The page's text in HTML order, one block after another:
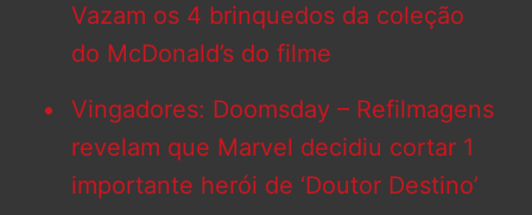
Vazam os 4 brinquedos da coleção
do McDonald’s do filme
Vingadores: Doomsday – Refilmagens
revelam que Marvel decidiu cortar 1
importante herói de ‘Doutor Destino’